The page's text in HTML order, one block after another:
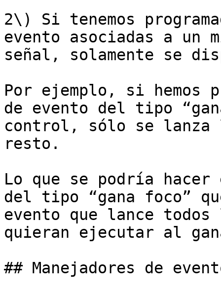
2\) Si tenemos
evento asociadas a un
señal, solamente se
Por ejemplo, si hemos
de evento del tipo
control, sólo se
resto.
Lo que se podría
del tipo “gana foco”
evento que lance todos
quieran ejecutar al
## Manejadores de